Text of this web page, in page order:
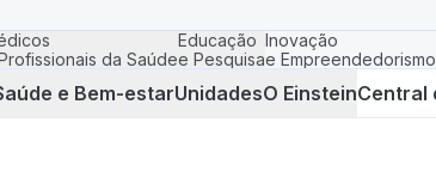
da Saúde
Educação
e Pesquisa
Inovação
e Empreendedorismo
e Bem-estarUnidadesO EinsteinCentral